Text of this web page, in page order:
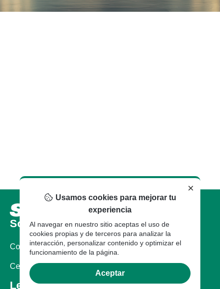
Sobre nosotros
Compañia
Certificaciones
Legal
×
Usamos cookies para mejorar tu
experiencia
Al navegar en nuestro sitio aceptas el uso de
cookies propias y de terceros para analizar la
interacción, personalizar contenido y optimizar el
funcionamiento de la página.
Aceptar